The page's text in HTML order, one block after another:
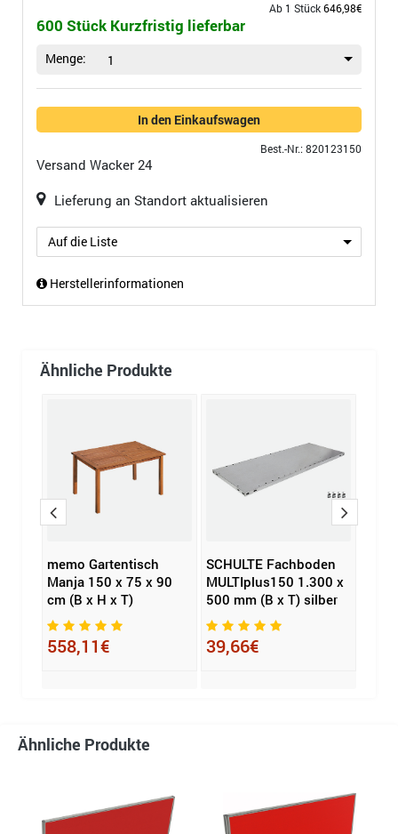
Ab 1 Stück646,98€
600 Stück Kurzfristig lieferbar
Menge: 1
In den Einkaufswagen
Best.-Nr.: 820123150
Versand Wacker 24
Lieferung an Standort aktualisieren
Auf die Liste
Herstellerinformationen
Ähnliche Produkte
memo Gartentisch
Manja 150 x 75 x 90
cm (B x H x T)
558,11€
SCHULTE Fachboden
MULTIplus150 1.300 x
500 mm (B x T) silber
39,66€
Ähnliche Produkte